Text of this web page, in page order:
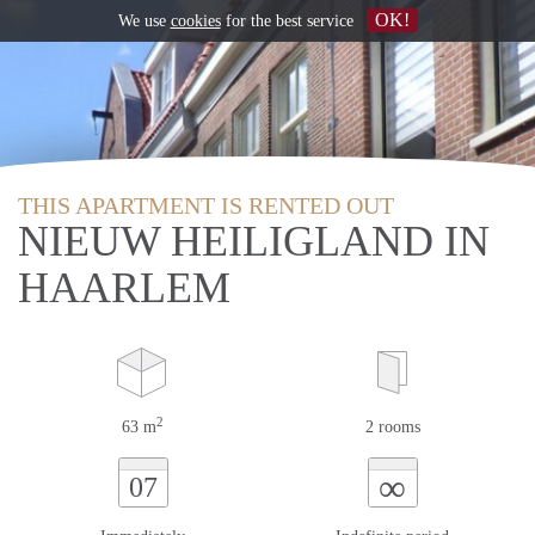
THIS APARTMENT IS RENTED OUT
NIEUW HEILIGLAND IN
HAARLEM
63 m2 2 rooms
07 ∞
We use cookiesfor the best service OK!